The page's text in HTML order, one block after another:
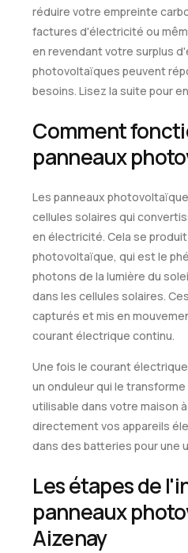
réduire votre empreinte
factures d'électricité ou
en revendant votre surplus
photovoltaïques peuvent
besoins. Lisez la suite pour
Comment
panneaux
Les panneaux
cellules solaires qui
en électricité. Cela se
photovoltaïque, qui est le
photons de la lumière du
dans les cellules solaires.
capturés et mis en
courant électrique continu.
Une fois le courant
un onduleur qui le
utilisable dans votre maison
directement vos appareils
dans des batteries pour une
Les étapes de
panneaux
Aizenay